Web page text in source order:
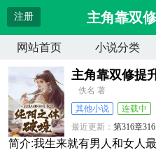
注册 主角靠双
网站首页 小说分类
主角靠双修提
佚名 著
其他小说
连载中
最近更新：第316章316
更新时间：2026-04-12
简介:我生来就有男人和女人